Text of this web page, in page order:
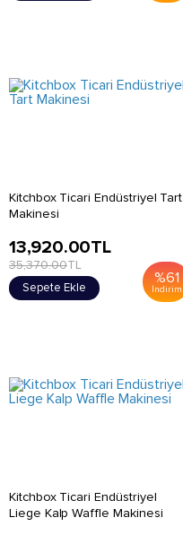
Kitchbox Ticari Endüstriyel Tart
Makinesi
%61
İndirim
13,920.00TL
35,370.00TL
Sepete Ekle
Kitchbox Ticari Endüstriyel
Liege Kalp Waffle Makinesi